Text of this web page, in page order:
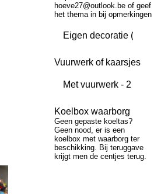
hoeve27@outlook.be of geef
het thema in bij opmerkingen
Vuurwerk of kaarsjes
Koelbox waarborg
Geen gepaste koeltas?
Geen nood, er is een
koelbox met waarborg ter
beschikking. Bij teruggave
krijgt men de centjes terug.